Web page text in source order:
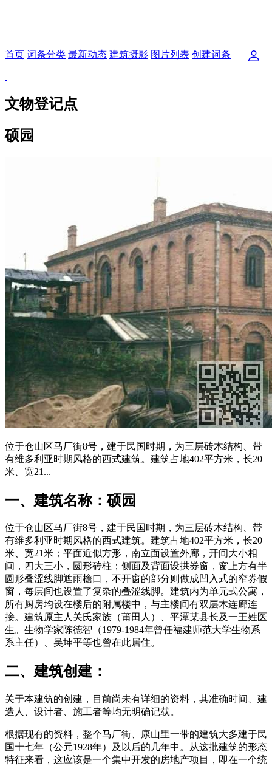
首页 词条分类 最新动态 建筑摄影 图片列表 创建词条
文物登记点
硕园
位于仓山区马厂街8号，建于民国时期，为三层砖木结构、带
有维多利亚时期风格的西式建筑。建筑占地402平方米，长20
米、宽21...
一、建筑名称：硕园
位于仓山区马厂街8号，建于民国时期，为三层砖木结构、带
有维多利亚时期风格的西式建筑。建筑占地402平方米，长20
米、宽21米；平面近似方形，南立面设置外廊，开间大小相
间，四大三小，圆形砖柱；侧面及背面设拱券窗，窗上方有半
圆形叠涩线脚遮雨檐口，不开窗的部分则做成凹入式的窄券假
窗，每层间也设置了复杂的叠涩线脚。建筑内为单元式公寓，
所有厨房均设在楼后的附属楼中，与主楼间有双层木连廊连
接。建筑原主人关氏家族（莆田人）、平潭某县长及一王姓医
生。生物学家陈德智（1979-1984年曾任福建师范大学生物系
系主任）、吴坤平等也曾在此居住。
二、建筑创建：
关于本建筑的创建，目前尚未有详细的资料，其准确时间、建
造人
、设计者、施工者等均无明确记载。
根据现有的资料，整个马厂街、康山里一带的建筑大多建于民
国十七年（公元1928年）及以后的几年中。从这批建筑的形态
特征来看，这应该是一个集中开发的房地产项目，即在一个统